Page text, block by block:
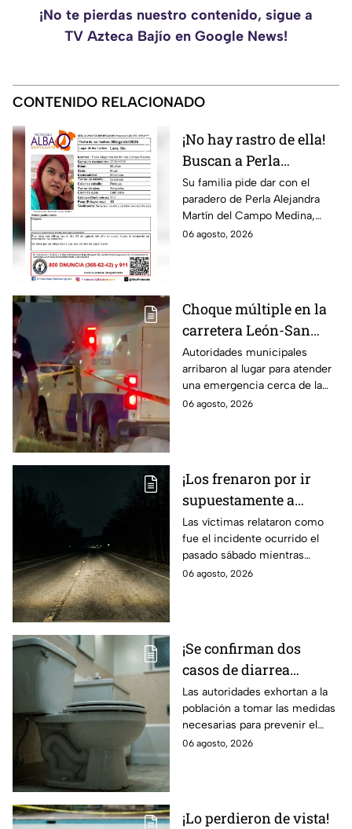
¡No te pierdas nuestro contenido, sigue a
TV Azteca Bajío en Google News!
CONTENIDO RELACIONADO
¡No hay rastro de ella!
Buscan a Perla
Alejandra Martín del
Campo Medina,
desaparecida en
Guanajuato
Su familia pide dar con el
paradero de Perla Alejandra
Martín del Campo Medina,
quien fue vista por última vez
06 agosto, 2026
Choque múltiple en la
carretera León-San
Francisco del Rincón;
deja una persona sin
vid4
Autoridades municipales
arribaron al lugar para atender
una emergencia cerca de la
comunidad de La Mora.
06 agosto, 2026
¡Los frenaron por ir
supuestamente a
exceso de velocidad!
Peregrinos de Nuevo
Laredo relatan cómo
fueron asaltados en
Las víctimas relataron como
fue el incidente ocurrido el
pasado sábado mientras
regresaban de la Ciudad de
06 agosto, 2026
¡Se confirman dos
casos de diarrea
3xplosiva en el Bajío!
Estas son las medidas
para evitar el contagio
Las autoridades exhortan a la
población a tomar las medidas
necesarias para prevenir el
contagio.
06 agosto, 2026
¡Lo perdieron de vista!